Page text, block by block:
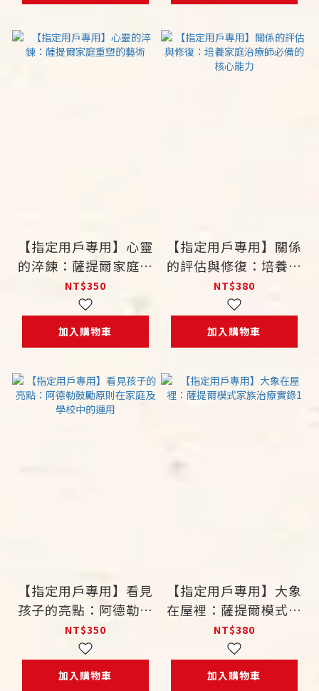
【指定用戶專用】心靈
的淬鍊：薩提爾家庭重
塑的藝術
NT$350
加入購物車
【指定用戶專用】關係
的評估與修復：培養家
庭治療師必備的核心能
力
NT$380
加入購物車
【指定用戶專用】看見
孩子的亮點：阿德勒鼓
勵原則在家庭及學校中
的運用
NT$350
加入購物車
【指定用戶專用】大象
在屋裡：薩提爾模式家
族治療實錄1
NT$380
加入購物車